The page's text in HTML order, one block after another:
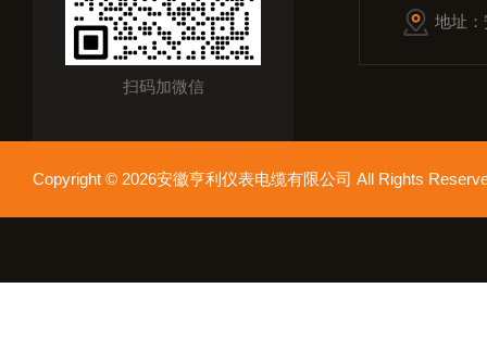
扫码加微信
地址
Copyright © 2026安徽亨利仪表电缆有限公司 All Rights